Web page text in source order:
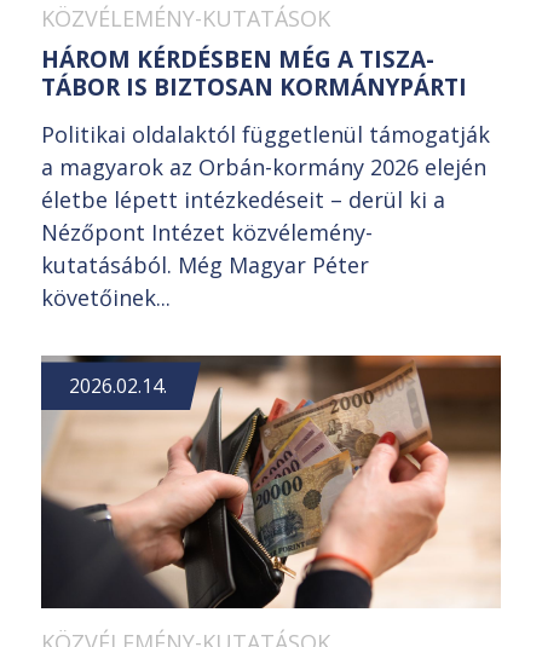
KÖZVÉLEMÉNY-KUTATÁSOK
HÁROM KÉRDÉSBEN MÉG A TISZA-
TÁBOR IS BIZTOSAN KORMÁNYPÁRTI
Politikai oldalaktól függetlenül támogatják
a magyarok az Orbán-kormány 2026 elején
életbe lépett intézkedéseit – derül ki a
Nézőpont Intézet közvélemény-
kutatásából. Még Magyar Péter
követőinek...
2026.02.14.